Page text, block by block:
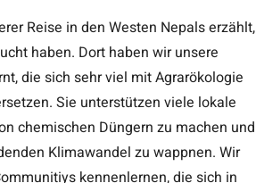
Reise in den Westen Nepals erzählt,
haben. Dort haben wir unsere
die sich sehr viel mit Agrarökologie
Sie unterstützen viele lokale
chemischen Düngern zu machen und
Klimawandel zu wappnen. Wir
kennenlernen, die sich in